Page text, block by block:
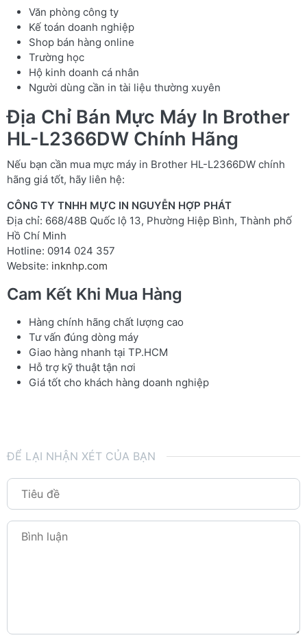
Văn phòng công ty
Kế toán doanh nghiệp
Shop bán hàng online
Trường học
Hộ kinh doanh cá nhân
Người dùng cần in tài liệu thường xuyên
Địa Chỉ Bán Mực Máy In Brother
HL-L2366DW Chính Hãng
Nếu bạn cần mua mực máy in Brother HL-L2366DW chính
hãng giá tốt, hãy liên hệ:
CÔNG TY TNHH MỰC IN NGUYỄN HỢP PHÁT
Địa chỉ: 668/48B Quốc lộ 13, Phường Hiệp Bình, Thành phố
Hồ Chí Minh
Hotline: 0914 024 357
Website: inknhp.com
Cam Kết Khi Mua Hàng
Hàng chính hãng chất lượng cao
Tư vấn đúng dòng máy
Giao hàng nhanh tại TP.HCM
Hỗ trợ kỹ thuật tận nơi
Giá tốt cho khách hàng doanh nghiệp
ĐỂ LẠI NHẬN XÉT CỦA BẠN